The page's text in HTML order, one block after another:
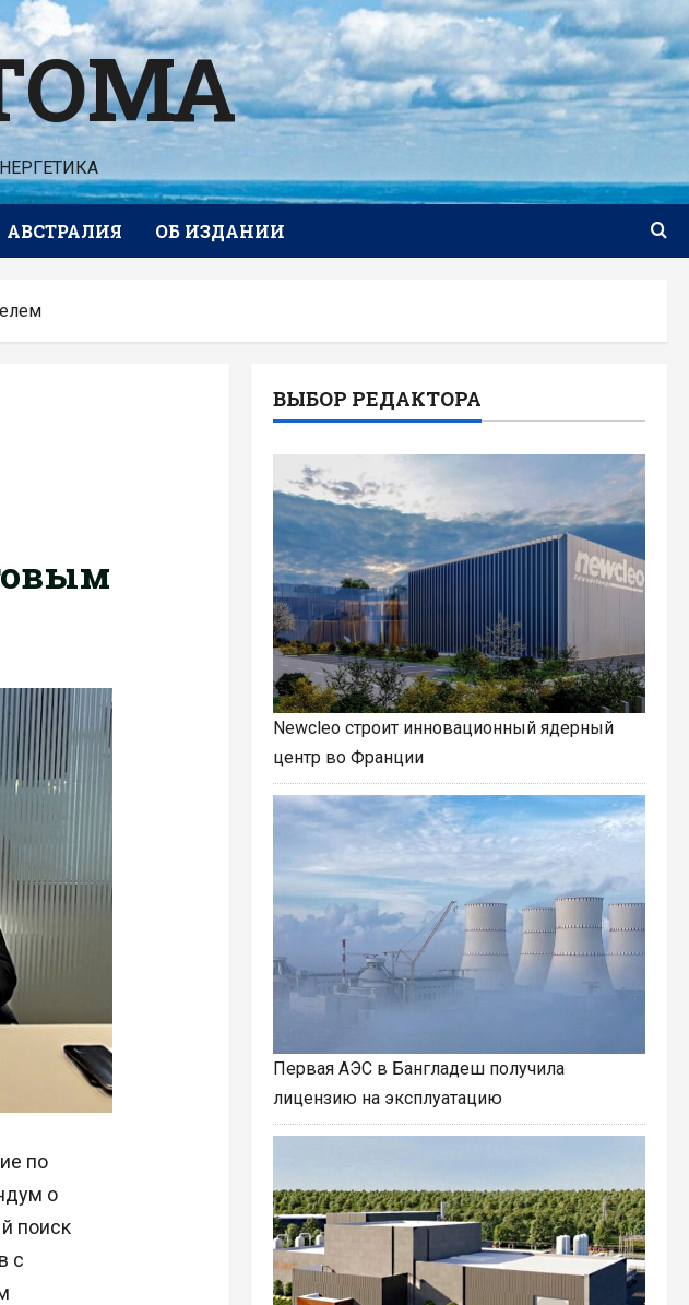
АВСТРАЛИЯ ОБ ИЗДАНИИ
по
о
поиск
с
ВЫБОР РЕДАКТОРА
Newcleo строит инновационный ядерный
центр во Франции
Первая АЭС в Бангладеш получила
лицензию на эксплуатацию